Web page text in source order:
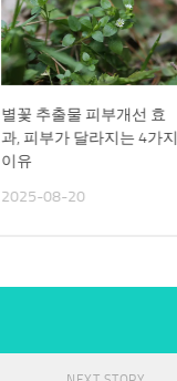
별꽃 추출물 피부개선 효
과, 피부가 달라지는 4가지
이유
2025-08-20